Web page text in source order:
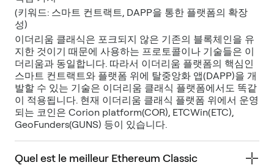
(키워드: 스마트 컨트랙트, DAPP을 통한 플랫폼의 확장
성)
이더리움 클래식은 포크되지 않은 기존의 블록체인을 유
지한 것이기 때문에 사용하는 프로토콜이나 기술들은 이
더리움과 동일합니다. 따라서 이더리움 플랫폼의 핵심인
스마트 컨트랙트와 플랫폼 위에 탈중앙화 앱(DAPP)을 개
발할 수 있는 기술은 이더리움 클래식 플랫폼에서도 똑같
이 적용됩니다. 현재 이더리움 클래식 플랫폼 위에서 운영
되는 코인은 Corion platform(COR), ETCWin(ETC),
GeoFunders(GUNS) 등이 있습니다.
Quel est le meilleur Ethereum Classic